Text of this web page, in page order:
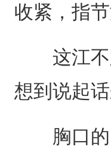
收紧，指
这江不
想到说起
胸口的